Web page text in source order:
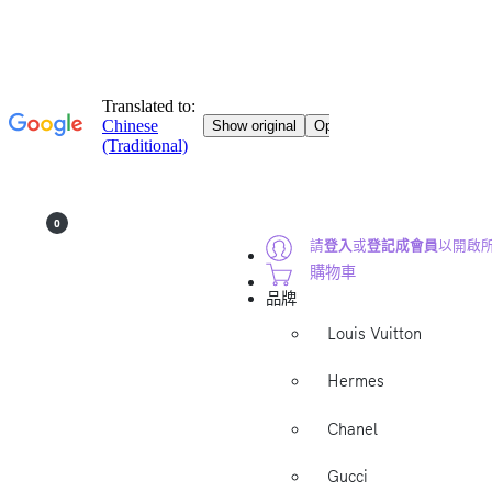
請登入或登記成會員以開啟
0
購物車
品牌
Louis Vuitton
Hermes
Chanel
Gucci